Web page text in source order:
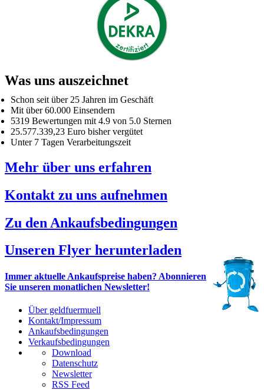
Was uns auszeichnet
Schon seit über 25 Jahren im Geschäft
Mit über 60.000 Einsendern
5319 Bewertungen mit 4.9 von 5.0 Sternen
25.577.339,23 Euro bisher vergütet
Unter 7 Tagen Verarbeitungszeit
Mehr über uns erfahren
Kontakt zu uns aufnehmen
Zu den Ankaufsbedingungen
Unseren Flyer herunterladen
Immer aktuelle Ankaufspreise haben? Abonnieren
Sie unseren monatlichen Newsletter!
Über geldfuermuell
Kontakt/Impressum
Ankaufsbedingungen
Verkaufsbedingungen
Download
Datenschutz
Newsletter
RSS Feed